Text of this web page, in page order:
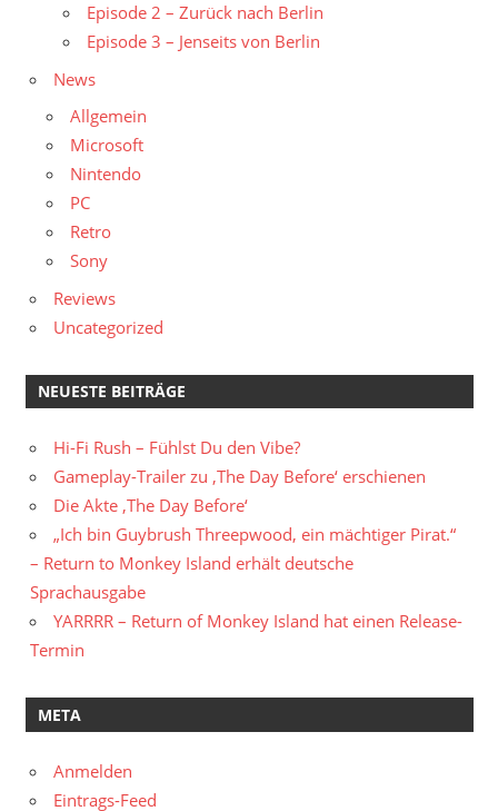
Episode 2 – Zurück nach Berlin
Episode 3 – Jenseits von Berlin
News
Allgemein
Microsoft
Nintendo
PC
Retro
Sony
Reviews
Uncategorized
NEUESTE BEITRÄGE
Hi-Fi Rush – Fühlst Du den Vibe?
Gameplay-Trailer zu ‚The Day Before‘ erschienen
Die Akte ‚The Day Before‘
„Ich bin Guybrush Threepwood, ein mächtiger Pirat.“
– Return to Monkey Island erhält deutsche
Sprachausgabe
YARRRR – Return of Monkey Island hat einen Release-
Termin
META
Anmelden
Eintrags-Feed